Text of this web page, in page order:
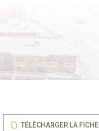
TÉLÉCHARGER LA FICHE